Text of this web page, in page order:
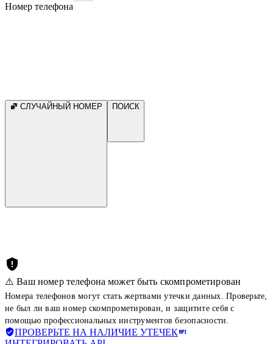
Номер телефона
СЛУЧАЙНЫЙ НОМЕР ПОИСК
⚠️ Ваш номер телефона может быть скомпрометирован
Номера телефонов могут стать жертвами утечки данных. Проверьте,
не был ли ваш номер скомпрометирован, и защитите себя с
помощью профессиональных инструментов безопасности.
ПРОВЕРЬТЕ НА НАЛИЧИЕ УТЕЧЕК